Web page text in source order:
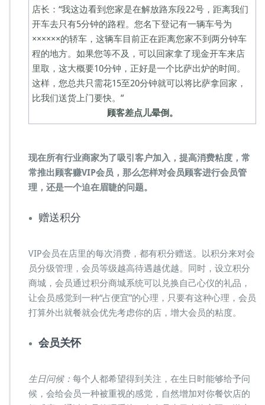
店长：“我这边看到您家是在解放路东段22号，距离我们
开车去只有5分钟的路程。您名下登记有一辆车号为
××××××的轿车，这辆车目前正在距离您家不到两分钟车
程的地方。如果您等不及，可以回家拿了现金开车来店
里取，这大概要10分钟，正好是一个比萨出炉的时间。
这样，您总共只需花15至20分钟就可以将比萨拿回家，
比我们送货上门要快。”
顾客差点儿晕倒。
现在所有行业商家为了吸引客户加入，提高消费粘度，常
常推出顾客赚VIP会员，那么怎样对会员顾客进行会员管
理，还是一个迫在眉睫的问题。
赠送积分
VIP会员在店里的每次消费，都有积分赠送。以积分来对会
员分级管理，会员等级越高待遇越优越。同时，设立积分
商城，会员通过积分商城系统可以兑换自己心仪的礼品，
让会员感觉到一种“占便宜”的心理，只要有这种心理，会员
打算外出就餐就会优先考虑你的店，增大会员的粘度。
会员关怀
生日问候： 每个人都希望得到关注，在生日时能够给予问
候，会给会员一种被重视的感觉，自然增加对你餐饮店的